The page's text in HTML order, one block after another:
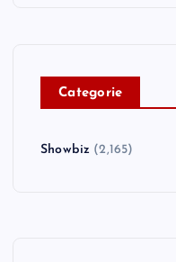
Categorie
Showbiz (2,165)